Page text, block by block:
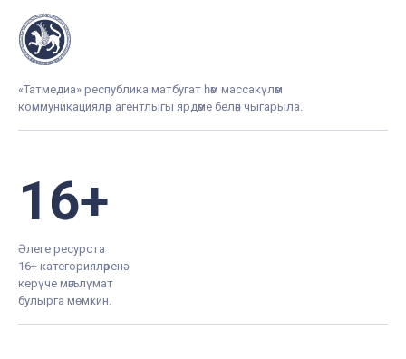
«Татмедиа» республика матбугат һәм массакүләм
коммуникацияләр агентлыгы ярдәме белән чыгарыла.
16+
Әлеге ресурста
16+ категорияләренә
керүче мәгълүмат
булырга мөмкин.